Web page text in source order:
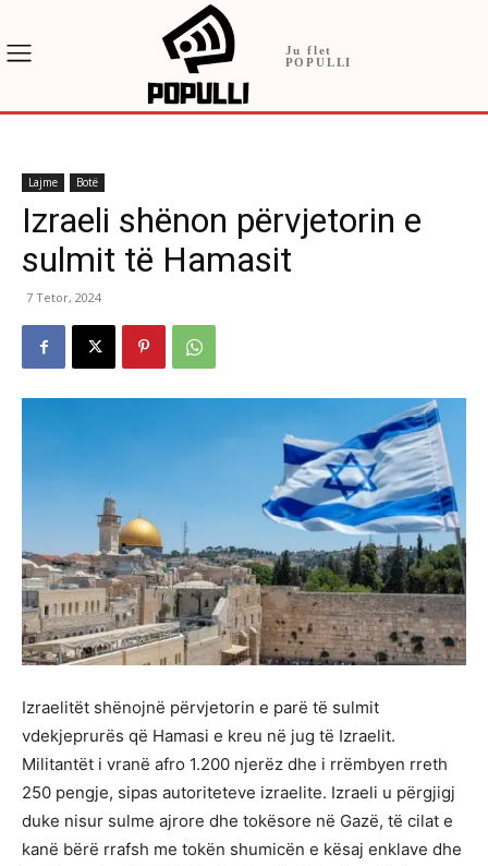
Ju flet
POPULLI
Lajme Botë
Izraeli shënon përvjetorin e
sulmit të Hamasit
7 Tetor, 2024
Izraelitët shënojnë përvjetorin e parë të sulmit
vdekjeprurës që Hamasi e kreu në jug të Izraelit.
Militantët i vranë afro 1.200 njerëz dhe i rrëmbyen rreth
250 pengje, sipas autoriteteve izraelite. Izraeli u përgjigj
duke nisur sulme ajrore dhe tokësore në Gazë, të cilat e
kanë bërë rrafsh me tokën shumicën e kësaj enklave dhe